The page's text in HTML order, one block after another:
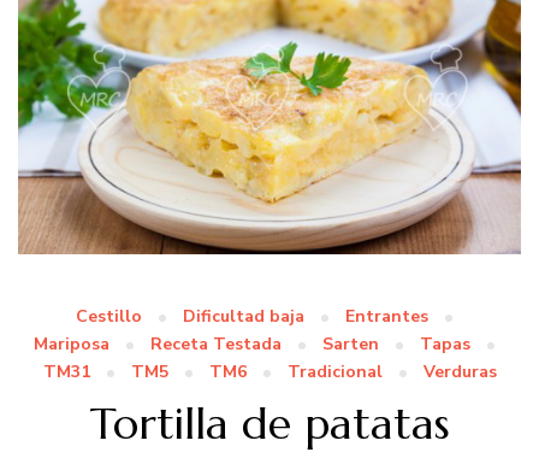
Cestillo Dificultad baja
Entrantes
Mariposa
Receta Testada Sarten
Tapas
TM31
TM5 TM6 Tradicional Verduras
Tortilla de patatas